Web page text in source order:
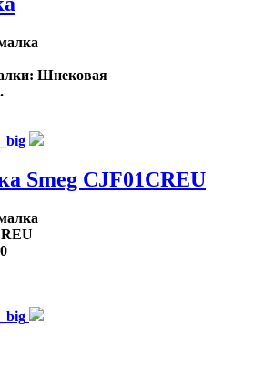
: Шнековая
Smeg CJF01CREU